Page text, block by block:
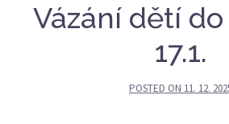
Vázání dětí
17.1.
POSTED ON 11. 12.